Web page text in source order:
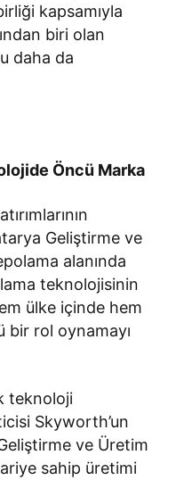
kapsamıyla
biri olan
daha da
Öncü Marka
Geliştirme ve
alanında
teknolojisinin
ülke içinde hem
bir rol oynamayı
teknoloji
Skyworth’un
ve Üretim
sahip üretimi